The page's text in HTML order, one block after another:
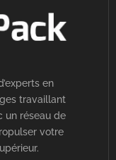
en
travaillant
un réseau de
votre